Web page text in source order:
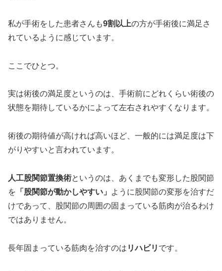
私が手術をした患者さんも9割以上の方が手術後に満足さ
れているように感じています。
ここでひとつ。
実は術後の満足度というのは、手術前にどれくらい術後の
状態を期待しているかによって左右されやすくなります。
術後の期待値が高ければ高いほど、一般的には満足度は下
がりやすいと言われています。
人工股関節置換術というのは、あくまでも変形した股関節
を 「股関節が動かしやすい」
ように股関節の変形を治すだ
けであって、股関節の周囲の固まっている筋肉が治るわけ
ではありません。
長年固まっている筋肉を治すのは リハビリ です。